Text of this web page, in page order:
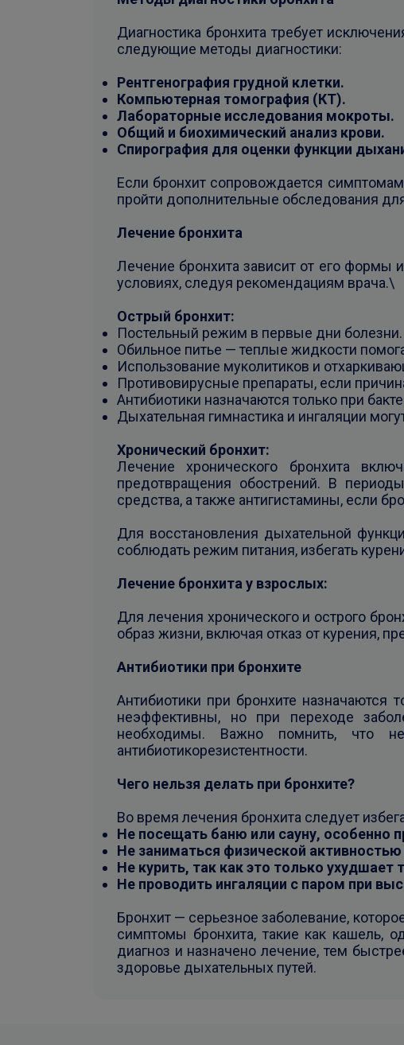
Диагностика бронхита требует
следующие методы диагностики:
Рентгенография грудной клетки.
Компьютерная томография (КТ).
Лабораторные исследования мокроты.
Общий и биохимический анализ крови.
Спирография для оценки функции
Если бронхит сопровождается
пройти дополнительные обследования
Лечение бронхита
Лечение бронхита зависит от его формы
условиях, следуя рекомендациям врача.\
Острый бронхит:
Постельный режим в первые дни болезни.
Обильное питье — теплые жидкости
Использование муколитиков и
Противовирусные препараты, если
Антибиотики назначаются только при
Дыхательная гимнастика и ингаляции
Хронический бронхит:
Лечение хронического бронхита
предотвращения обострений. В
средства, а также антигистамины, если
Для восстановления дыхательной
соблюдать режим питания, избегать
Лечение бронхита у взрослых:
Для лечения хронического и острого
образ жизни, включая отказ от курения,
Антибиотики при бронхите
Антибиотики при бронхите назначаются
неэффективны, но при переходе
необходимы. Важно помнить, что
антибиотикорезистентности.
Чего нельзя делать при бронхите?
Во время лечения бронхита следует
Не посещать баню или сауну, особенно
Не заниматься физической
Не курить, так как это только ухудшает
Не проводить ингаляции с паром при
Бронхит — серьезное заболевание,
симптомы бронхита, такие как кашель,
диагноз и назначено лечение, тем
здоровье дыхательных путей.